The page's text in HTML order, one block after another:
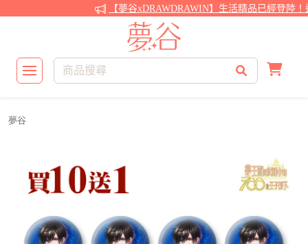
【夢谷xDRAWDRAWIN】生活精品已經登陸！
夢谷